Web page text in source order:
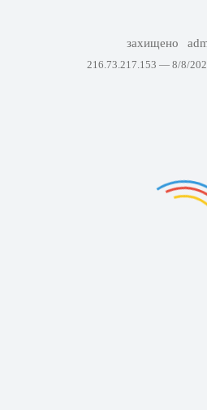
захищено
216.73.217.153 — 8/8/